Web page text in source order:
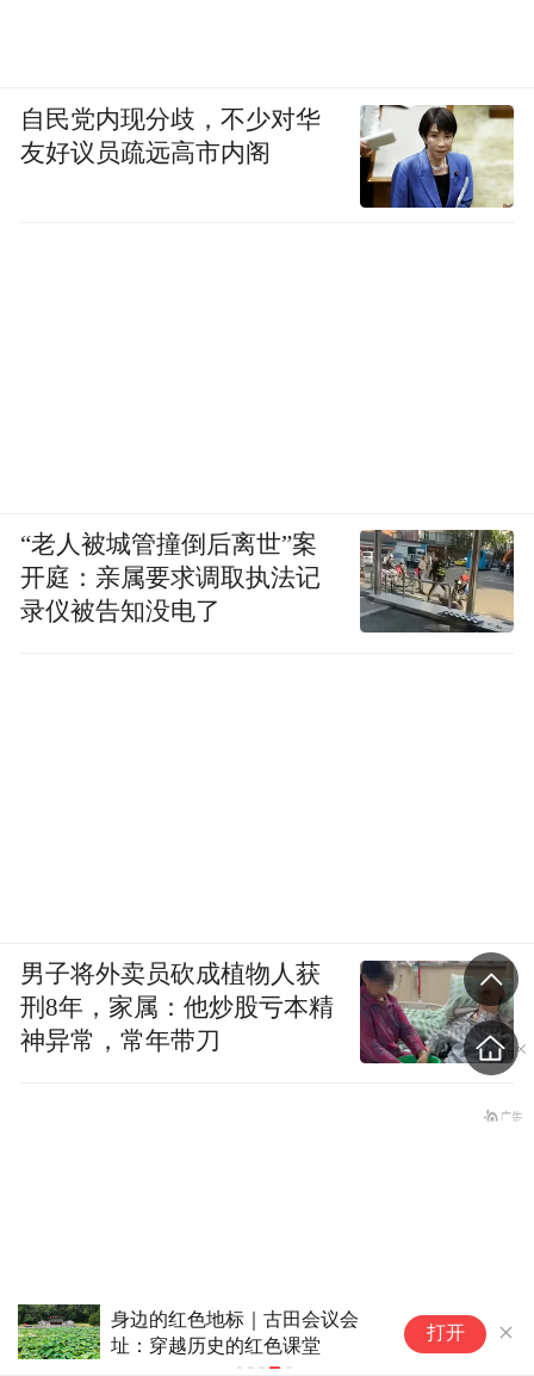
打开
自民党内现分歧，不少对华
友好议员疏远高市内阁
“老人被城管撞倒后离世”案
开庭：亲属要求调取执法记
录仪被告知没电了
男子将外卖员砍成植物人获
刑8年，家属：他炒股亏本精
神异常，常年带刀